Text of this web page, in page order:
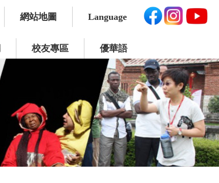
網站地圖 Language
校友專區 優華語